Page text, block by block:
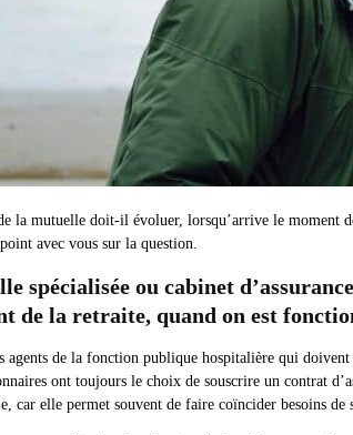
la mutuelle doit-il évoluer, lorsqu’arrive le moment
avec vous sur la question.
spécialisée ou cabinet
de la retraite, quand on est
agents de la fonction publique hospitalière qui
ont toujours le choix de souscrire un contrat
car elle permet souvent de faire coïncider besoins de